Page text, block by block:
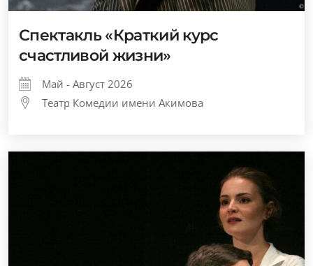
Спектакль «Краткий курс
счастливой жизни»
Май - Август 2026
Театр Комедии имени Акимова